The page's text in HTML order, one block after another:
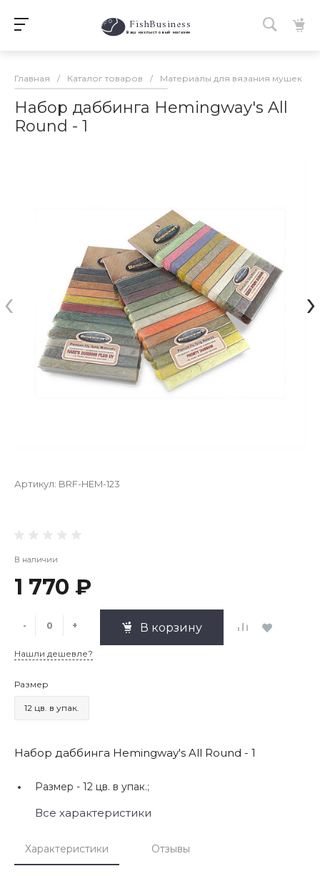
FishBusiness
Ваш нахлыстовый магазин
Главная / Каталог товаров / Материалы для вязания мушек
Набор даббинга Hemingway's All
Round - 1
‹ ›
Артикул: BRF-HEM-123
В наличии
1 770 ₽
- + В корзину
Нашли дешевле?
Размер
12 цв. в упак.
Набор даббинга Hemingway's All Round - 1
Размер - 12 цв. в упак.;
Все характеристики
Характеристики Отзывы